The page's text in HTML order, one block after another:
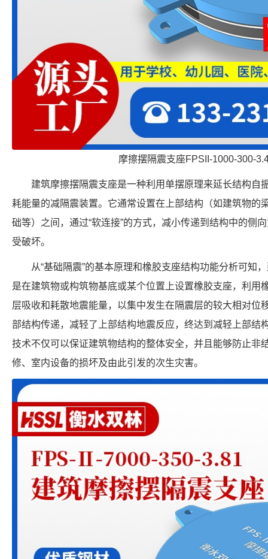
摩擦摆隔震支座FPSII-1000-300-
建筑摩擦摆隔震支座是一种利用单摆原理来延长结构自
耗能量的减隔震装置。它通常设置在上部结构（如建筑物的
础等）之间，通过“软连接”的方式，减小传递到结构中的侧
受破坏。
从“基础隔震”的基本原理和橡胶支座结构功能分析可知
是在建筑物或构筑物基底或某个位置上设置橡胶支座，利用
层吸收和耗散地震能量，以集中发生在隔震层的较大相对位
部结构传递，减轻了上部结构地震反应，终达到减轻上部结
技术不仅可以保证建筑物结构的整体安全，并且能够防止非
修、室内设备的损坏及由此引发的次生灾害。